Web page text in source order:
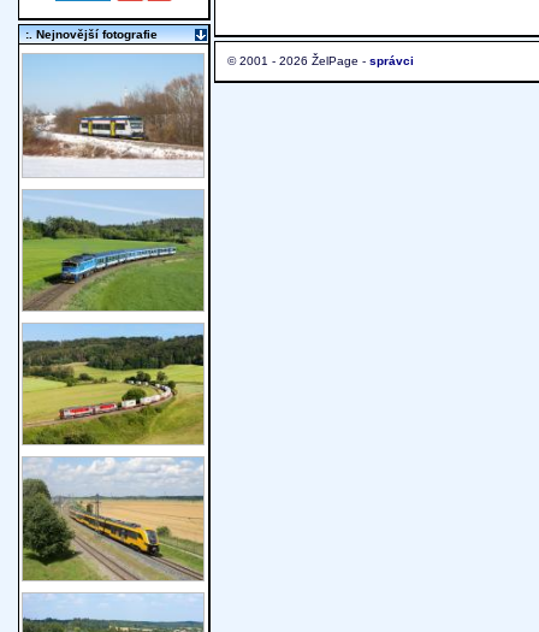
© 2001 - 2026 ŽelPage - správci
:. Nejnovější fotografie